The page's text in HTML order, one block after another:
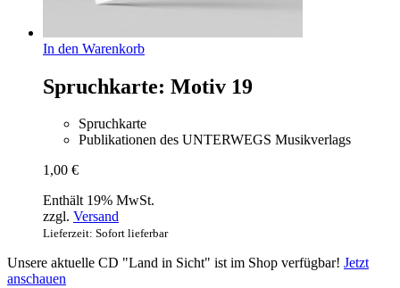
In den Warenkorb
Spruchkarte: Motiv 19
Spruchkarte
Publikationen des UNTERWEGS Musikverlags
1,00 €
Enthält 19% MwSt.
zzgl. Versand
Lieferzeit: Sofort lieferbar
Unsere aktuelle CD "Land in Sicht" ist im Shop verfügbar! Jetzt
anschauen